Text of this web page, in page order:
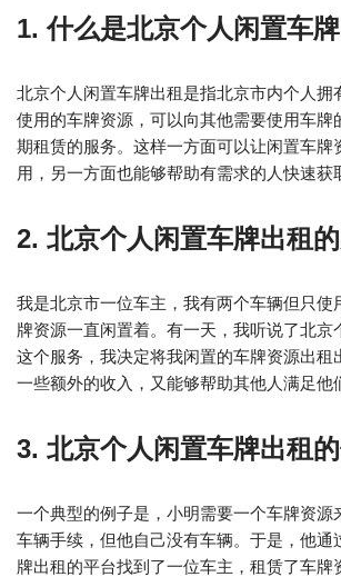
1. 什么是北京个人闲置车
北京个人闲置车牌出租是指北京市内个人拥
使用的车牌资源，可以向其他需要使用车牌
期租赁的服务。这样一方面可以让闲置车牌
用，另一方面也能够帮助有需求的人快速获
2. 北京个人闲置车牌出租
我是北京市一位车主，我有两个车辆但只使
牌资源一直闲置着。有一天，我听说了北京
这个服务，我决定将我闲置的车牌资源出租
一些额外的收入，又能够帮助其他人满足他
3. 北京个人闲置车牌出租
一个典型的例子是，小明需要一个车牌资源
车辆手续，但他自己没有车辆。于是，他通
牌出租的平台找到了一位车主，租赁了车牌